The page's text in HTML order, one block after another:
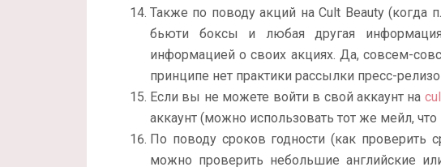
Также по поводу акций на Cult Beauty (когда
бьюти боксы и любая другая
информацией о своих акциях. Да, совсем-
принципе нет практики рассылки пресс-
Если вы не можете войти в свой аккаунт на
аккаунт (можно использовать тот же мейл, что
По поводу сроков годности (как проверить
можно проверить небольшие английские